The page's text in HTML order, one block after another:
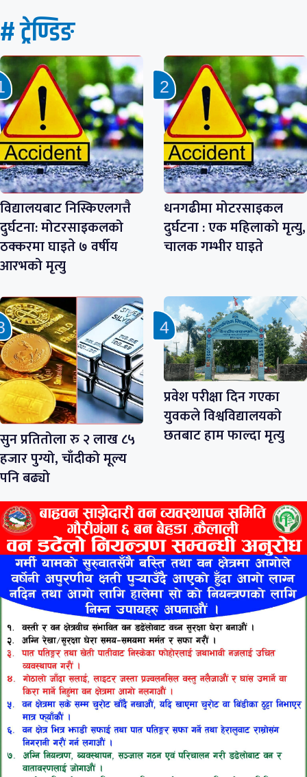
# ट्रेण्डिङ
विद्यालयबाट निस्किएलगत्तै
दुर्घटना: मोटरसाइकलको
ठक्करमा घाइते ७ वर्षीय
आरभको मृत्यु
धनगढीमा मोटरसाइकल
दुर्घटना : एक महिलाको मृत्यु,
चालक गम्भीर घाइते
सुन प्रतितोला रु २ लाख ८५
हजार पुग्यो, चाँदीको मूल्य
पनि बढ्यो
प्रवेश परीक्षा दिन गएका
युवकले विश्वविद्यालयको
छतबाट हाम फाल्दा मृत्यु